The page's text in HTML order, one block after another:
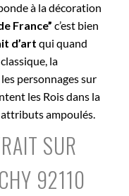
à la décoration
France” c’est bien
d’art qui quand
la
personnages sur
les Rois dans la
ampoulés.
SUR
92110